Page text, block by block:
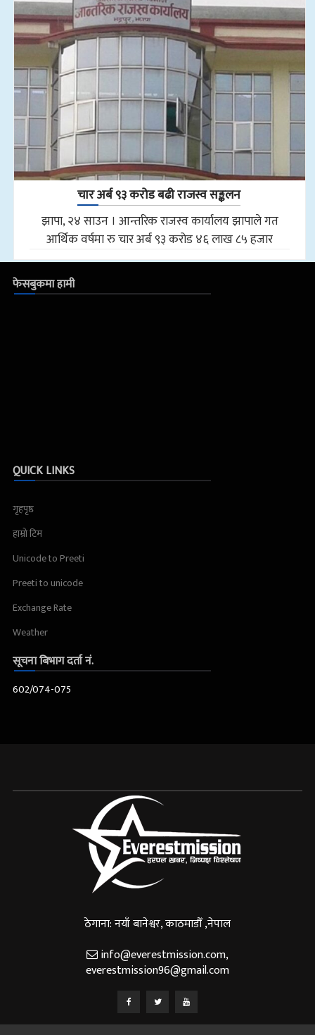
चार अर्ब ९३ करोड बढी राजस्व सङ्कलन
झापा, २४ साउन । आन्तरिक राजस्व कार्यालय झापाले गत
आर्थिक वर्षमा रु चार अर्ब ९३ करोड ४६ लाख ८५ हजार
फेसबुकमा हामी
QUICK LINKS
गृहपृष्ठ
हाम्रो टिम
Unicode to Preeti
Preeti to unicode
Exchange Rate
Weather
सूचना बिभाग दर्ता नं.
602/074-075
ठेगाना: नयाँ बानेश्वर, काठमाडौँ ,नेपाल
info@everestmission.com,
everestmission96@gmail.com